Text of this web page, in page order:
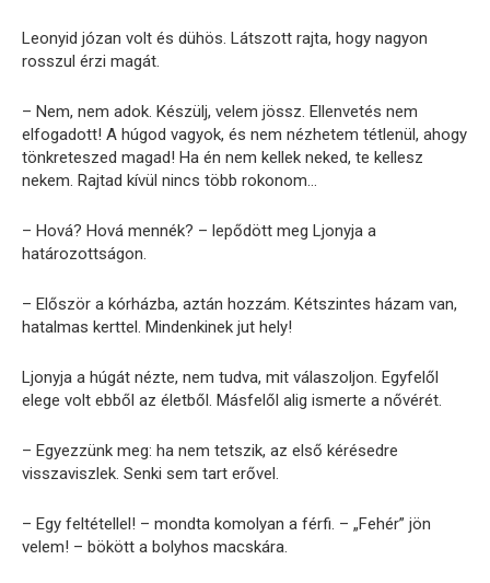
Leonyid józan volt és dühös. Látszott rajta, hogy nagyon
rosszul érzi magát.
– Nem, nem adok. Készülj, velem jössz. Ellenvetés nem
elfogadott! A húgod vagyok, és nem nézhetem tétlenül, ahogy
tönkreteszed magad! Ha én nem kellek neked, te kellesz
nekem. Rajtad kívül nincs több rokonom…
– Hová? Hová mennék? – lepődött meg Ljonyja a
határozottságon.
– Először a kórházba, aztán hozzám. Kétszintes házam van,
hatalmas kerttel. Mindenkinek jut hely!
Ljonyja a húgát nézte, nem tudva, mit válaszoljon. Egyfelől
elege volt ebből az életből. Másfelől alig ismerte a nővérét.
– Egyezzünk meg: ha nem tetszik, az első kérésedre
visszaviszlek. Senki sem tart erővel.
– Egy feltétellel! – mondta komolyan a férfi. – „Fehér” jön
velem! – bökött a bolyhos macskára.